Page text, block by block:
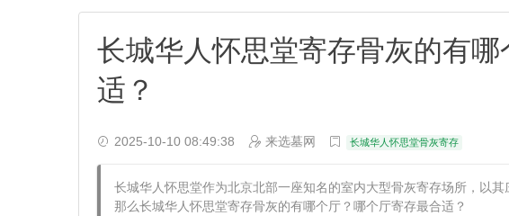
长城华人怀思堂寄存骨灰的有
适？
2025-10-10 08:49:38 来选墓网 长城华人怀思堂骨灰寄存
长城华人怀思堂作为北京北部一座知名的室内大型骨灰寄存场所，以
那么长城华人怀思堂寄存骨灰的有哪个厅？哪个厅寄存最合适？